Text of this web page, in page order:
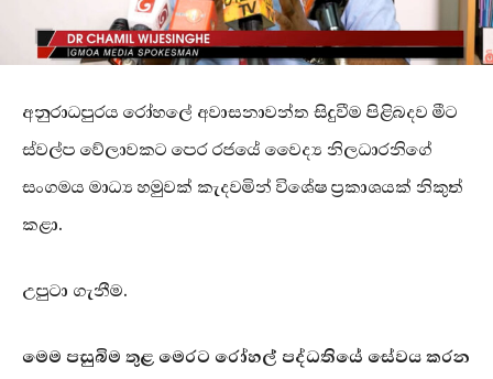
අනුරාධපුරය රෝහලේ අවාසනාවන්ත සිදුවීම පිළිබදව මීට
ස්වල්ප වේලාවකට පෙර රජයේ වෛද්‍ය නිලධාරනිගේ
සංගමය මාධ්‍ය හමුවක් කැදවමින් විශේෂ ප්‍රකාශයක් නිකුත්
කළා.
උපුටා ගැනීම.
මෙම පසුබිම තුළ මෙරට රෝහල් පද්ධතියේ සේවය කරන